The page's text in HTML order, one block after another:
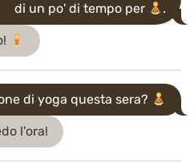
di un po' di tempo per
.
di yoga questa sera?
l'ora!